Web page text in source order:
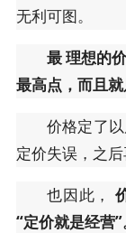
无利可图。
最理想的
最高点，而且就
价格定了
定价失误，之
也因此，
“定价就是经营”